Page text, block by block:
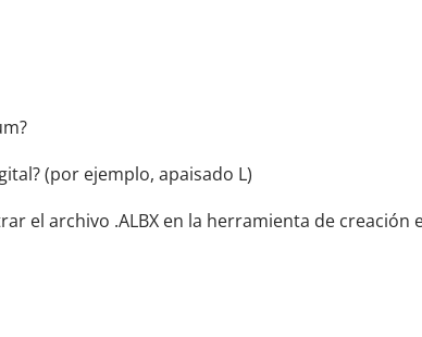
(por ejemplo, apaisado L)
el archivo .ALBX en la herramienta de creación